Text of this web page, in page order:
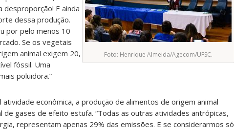
Foto: Henrique Almeida/Agecom/UFSC.
desproporção! E ainda
dessa produção.
por pelo menos 10
Se os vegetais
animal exigem 20,
fóssil. Uma
poluidora.”
econômica, a produção de alimentos de origem animal
gases de efeito estufa. “Todas as outras atividades antrópicas,
representam apenas 29% das emissões. E se considerarmos só